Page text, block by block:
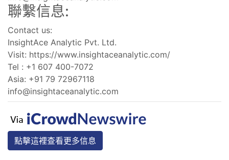
聯繫信息:
Contact us:
InsightAce Analytic Pvt. Ltd.
Visit: https://www.insightaceanalytic.com/
Tel : +1 607 400-7072
Asia: +91 79 72967118
info@insightaceanalytic.com
點擊這裡查看更多信息